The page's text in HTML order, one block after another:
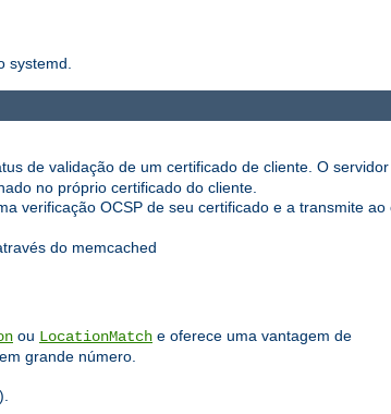
systemd.
de validação de um certificado de cliente. O
no próprio certificado do cliente.
verificação OCSP de seu certificado e a transmite ao
do memcached
ou LocationMatch e oferece uma vantagem de
grande número.